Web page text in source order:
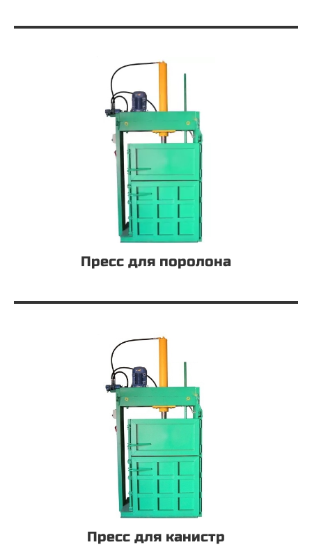
Пресс для поролона
Пресс для канистр